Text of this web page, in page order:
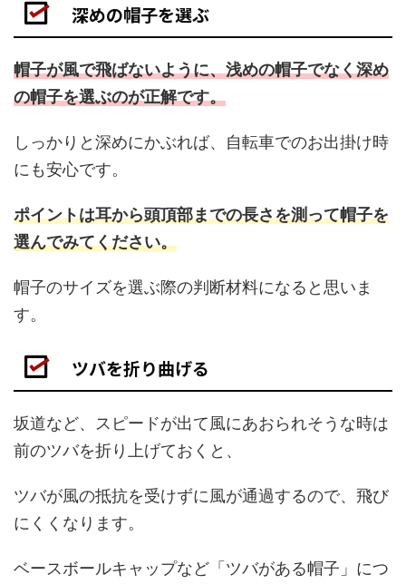
深めの帽子を選ぶ
帽子が風で飛ばないように、浅めの帽子でなく深め
の帽子を選ぶのが正解です。
しっかりと深めにかぶれば、自転車でのお出掛け時
にも安心です。
ポイントは耳から頭頂部までの長さを測って帽子を
選んでみてください。
帽子のサイズを選ぶ際の判断材料になると思いま
す。
ツバを折り曲げる
坂道など、スピードが出て風にあおられそうな時は
前のツバを折り上げておくと、
ツバが風の抵抗を受けずに風が通過するので、飛び
にくくなります。
ベースボールキャップなど「ツバがある帽子」につ